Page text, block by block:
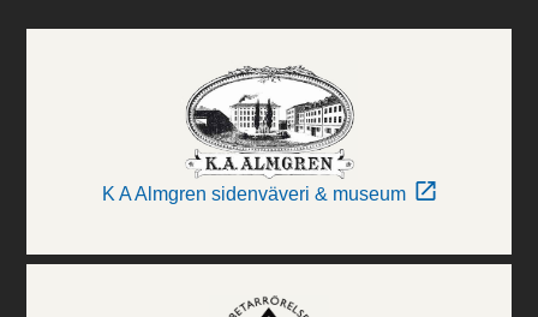
K A Almgren sidenväveri & museum